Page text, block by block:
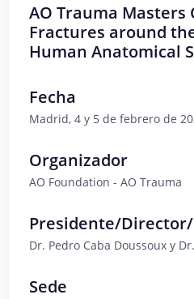
AO Trauma
Fractures around
Human Anatomical
Fecha
Madrid, 4 y 5 de febrero de
Organizador
AO Foundation - AO Trauma
Presidente/
Dr. Pedro Caba Doussoux y
Sede